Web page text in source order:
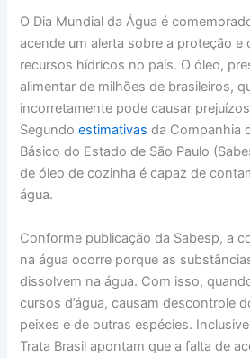
O Dia Mundial da Água é
acende um alerta sobre a proteção
recursos hídricos no país. O óleo,
alimentar de milhões de brasileiros,
incorretamente pode causar
Segundoestimativas da Companhia
Básico do Estado de São Paulo
de óleo de cozinha é capaz de
água.
Conforme publicação da Sabesp, a
na água ocorre porque as
dissolvem na água. Com isso,
cursos d’água, causam descontrole
peixes e de outras espécies.
Trata Brasil apontam que a falta de